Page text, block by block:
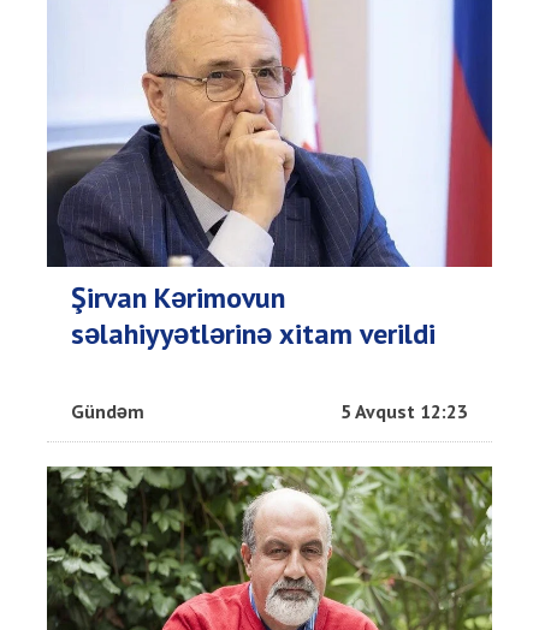
Şirvan Kərimovun
səlahiyyətlərinə xitam verildi
Gündəm 5 Avqust 12:23